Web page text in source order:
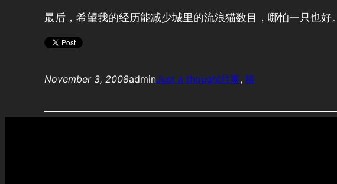
最后，希望我的经历能减少城里的流浪猫数目，哪怕一只也好。
November 3, 2008adminJust a thought往事, 猫